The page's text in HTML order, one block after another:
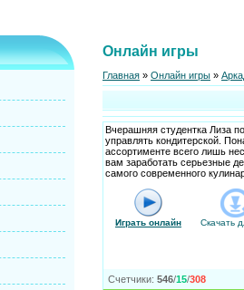
Онлайн игры
Главная » Онлайн игры »
Вчерашняя студентка Лиза
управлять кондитерской.
ассортименте всего лишь
вам заработать серьезные
самого современного
Играть онлайн Скачать
Счетчики: 546/15/308